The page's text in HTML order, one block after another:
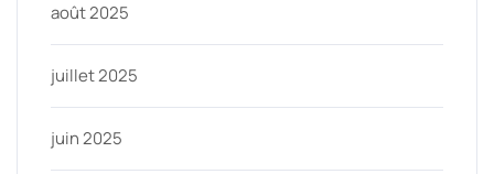
août 2025
juillet 2025
juin 2025